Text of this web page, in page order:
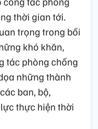
thời gian tới.
trọng trong bối
khó khăn,
tác phòng chống
những thành
ban, bộ,
thực hiện thời